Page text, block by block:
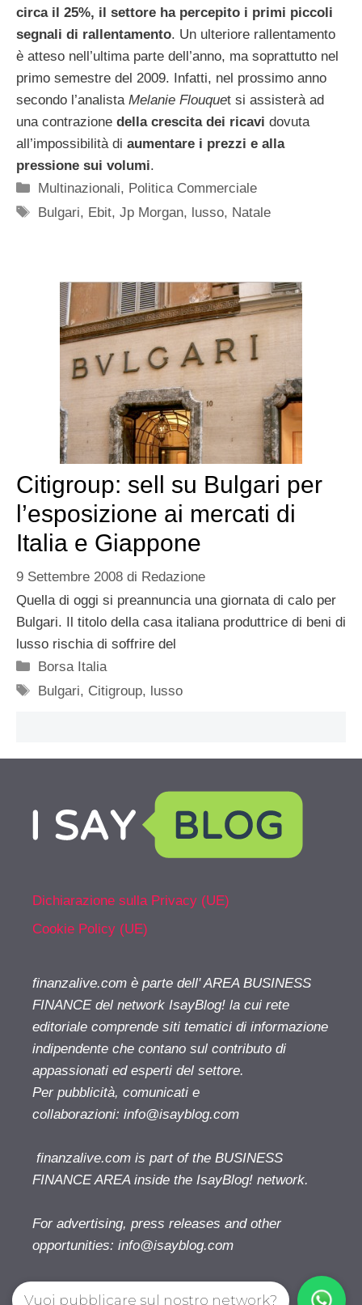
circa il 25%, il settore ha percepito i primi piccoli
segnali di rallentamento. Un ulteriore rallentamento
è atteso nell’ultima parte dell’anno, ma soprattutto nel
primo semestre del 2009. Infatti, nel prossimo anno
secondo l’analista Melanie Flouquet si assisterà ad
una contrazione della crescita dei ricavi dovuta
all’impossibilità di aumentare i prezzi e alla
pressione sui volumi.
Categorie
Multinazionali, Politica Commerciale
Tag
Bulgari, Ebit,Jp Morgan, lusso, Natale
Citigroup: sell su Bulgari per
l’esposizione ai mercati di
Italia e Giappone
9 Settembre 2008 di Redazione
Quella di oggi si preannuncia una giornata di calo per
Bulgari. Il titolo della casa italiana produttrice di beni di
lusso rischia di soffrire del
Categorie
Borsa Italia
Tag
Bulgari, Citigroup, lusso
Dichiarazione sulla Privacy (UE)
Cookie Policy (UE)
finanzalive.com è parte dell' AREA BUSINESS
FINANCE del network IsayBlog! la cui rete
editoriale comprende siti tematici di informazione
indipendente che contano sul contributo di
appassionati ed esperti del settore.
Per pubblicità, comunicati e
collaborazioni: info@isayblog.com
finanzalive.com is part of the BUSINESS
FINANCE AREA inside the IsayBlog! network.
For advertising, press releases and other
opportunities: info@isayblog.com
Vuoi pubblicare sul nostro network?